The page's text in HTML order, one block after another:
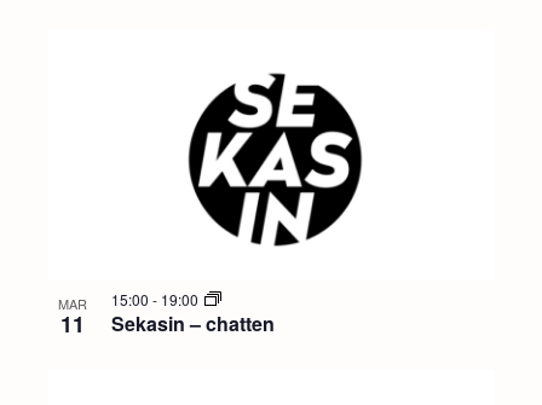
MAR
11 Sekasin – chatten
15:00 - 19:00